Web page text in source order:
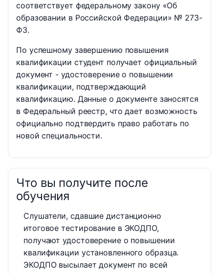
соответствует федеральному закону «Об
образовании в Российской Федерации» № 273-
ФЗ.
По успешному завершению повышения
квалификации студент получает официальный
документ - удостоверение о повышении
квалификации, подтверждающий
квалификацию. Данные о документе заносятся
в Федеральный реестр, что дает возможность
официально подтвердить право работать по
новой специальности.
Что вы получите после
обучения
Слушатели, сдавшие дистанционно
итоговое тестирование в ЭКОДПО,
получают удостоверение о повышении
квалификации установленного образца.
ЭКОДПО высылает документ по всей